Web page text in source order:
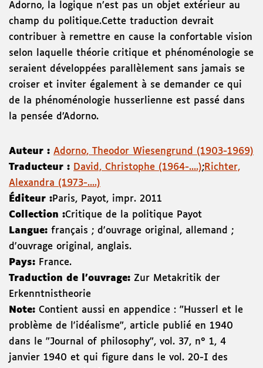
Adorno, la logique n’est pas un objet extérieur au
champ du politique.Cette traduction devrait
contribuer à remettre en cause la confortable vision
selon laquelle théorie critique et phénoménologie se
seraient développées parallèlement sans jamais se
croiser et inviter également à se demander ce qui
de la phénoménologie husserlienne est passé dans
la pensée d’Adorno.
Auteur : Adorno, Theodor Wiesengrund (1903-1969)
Traducteur : David, Christophe (1964-....);Richter,
Alexandra (1973-....)
Éditeur :Paris, Payot, impr. 2011
Collection :Critique de la politique Payot
Langue: français ; d'ouvrage original, allemand ;
d'ouvrage original, anglais.
Pays: France.
Traduction de l'ouvrage: Zur Metakritik der
Erkenntnistheorie
Note: Contient aussi en appendice : "Husserl et le
problème de l'idéalisme", article publié en 1940
dans le "Journal of philosophy", vol. 37, n° 1, 4
janvier 1940 et qui figure dans le vol. 20-I des